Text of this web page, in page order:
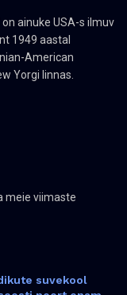
ainuke USA-s ilmuv
1949 aastal
American
Yorgi linnas.
meie viimaste
suvekool